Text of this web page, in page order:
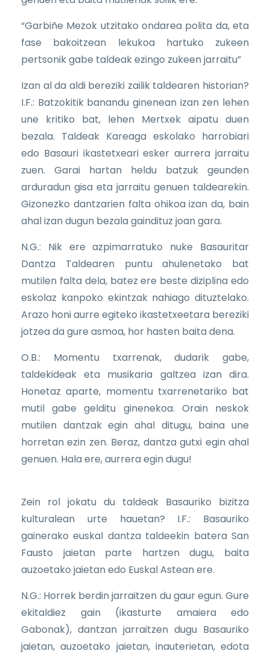
“Garbiñe Mezok utzitako ondarea polita da, eta
fase bakoitzean lekukoa hartuko zukeen
pertsonik gabe taldeak ezingo zukeen jarraitu”
Izan al da aldi bereziki zailik taldearen historian?
I.F.: Batzokitik banandu ginenean izan zen lehen
une kritiko bat, lehen Mertxek aipatu duen
bezala. Taldeak Kareaga eskolako harrobiari
edo Basauri ikastetxeari esker aurrera jarraitu
zuen. Garai hartan heldu batzuk geunden
arduradun gisa eta jarraitu genuen taldearekin.
Gizonezko dantzarien falta ohikoa izan da, bain
ahal izan dugun bezala gaindituz joan gara.
N.G.: Nik ere azpimarratuko nuke Basauritar
Dantza Taldearen puntu ahulenetako bat
mutilen falta dela, batez ere beste diziplina edo
eskolaz kanpoko ekintzak nahiago dituztelako.
Arazo honi aurre egiteko ikastetxeetara bereziki
jotzea da gure asmoa, hor hasten baita dena.
O.B.: Momentu txarrenak, dudarik gabe,
taldekideak eta musikaria galtzea izan dira.
Honetaz aparte, momentu txarrenetariko bat
mutil gabe gelditu ginenekoa. Orain neskok
mutilen dantzak egin ahal ditugu, baina une
horretan ezin zen. Beraz, dantza gutxi egin ahal
genuen. Hala ere, aurrera egin dugu!
Zein rol jokatu du taldeak Basauriko bizitza
kulturalean urte hauetan? I.F.: Basauriko
gainerako euskal dantza taldeekin batera San
Fausto jaietan parte hartzen dugu, baita
auzoetako jaietan edo Euskal Astean ere.
N.G.: Horrek berdin jarraitzen du gaur egun. Gure
ekitaldiez gain (ikasturte amaiera edo
Gabonak), dantzan jarraitzen dugu Basauriko
jaietan, auzoetako jaietan, inauterietan, edota